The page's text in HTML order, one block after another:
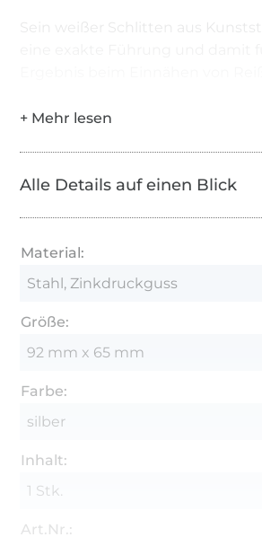
Sein weißer Schlitten aus
Alle Details auf einen Blick
Material:
Stahl, Zinkdruckguss
Größe:
92 mm x 65 mm
Farbe:
silber
Inhalt:
1 Stk.
Art.Nr.: